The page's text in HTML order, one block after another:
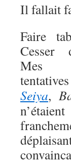
Il fallait
Faire
Cesser
Mes
Seiya,